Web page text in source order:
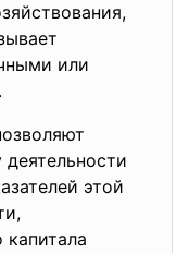
или
этой
капитала